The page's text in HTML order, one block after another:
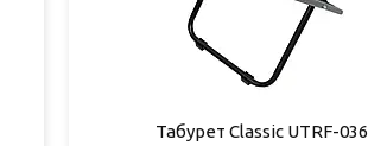
Табурет Classic UTRF-036